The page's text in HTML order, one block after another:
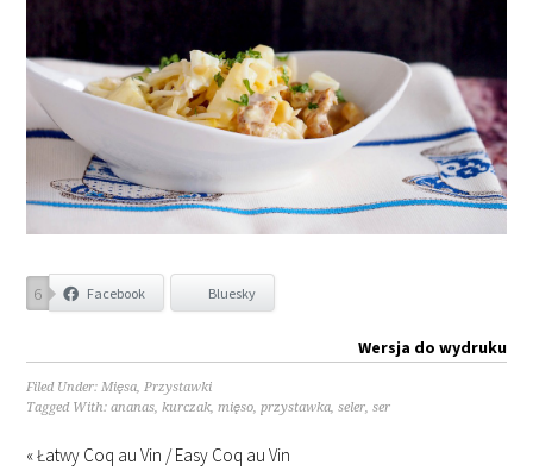
6 Facebook Bluesky
Wersja do wydruku
Filed Under:Mięsa,Przystawki
Tagged With:ananas,kurczak,mięso,przystawka,seler,ser
« Łatwy Coq au Vin / Easy Coq au Vin